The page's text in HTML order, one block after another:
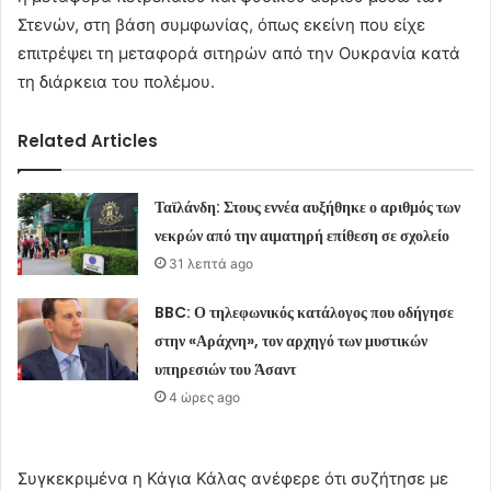
Στενών, στη βάση συμφωνίας, όπως εκείνη που είχε
επιτρέψει τη μεταφορά σιτηρών από την Ουκρανία κατά
τη διάρκεια του πολέμου.
Related Articles
Ταϊλάνδη: Στους εννέα αυξήθηκε ο αριθμός των
νεκρών από την αιματηρή επίθεση σε σχολείο
31 λεπτά ago
BBC: Ο τηλεφωνικός κατάλογος που οδήγησε
στην «Αράχνη», τον αρχηγό των μυστικών
υπηρεσιών του Άσαντ
4 ώρες ago
Συγκεκριμένα η Κάγια Κάλας ανέφερε ότι συζήτησε με